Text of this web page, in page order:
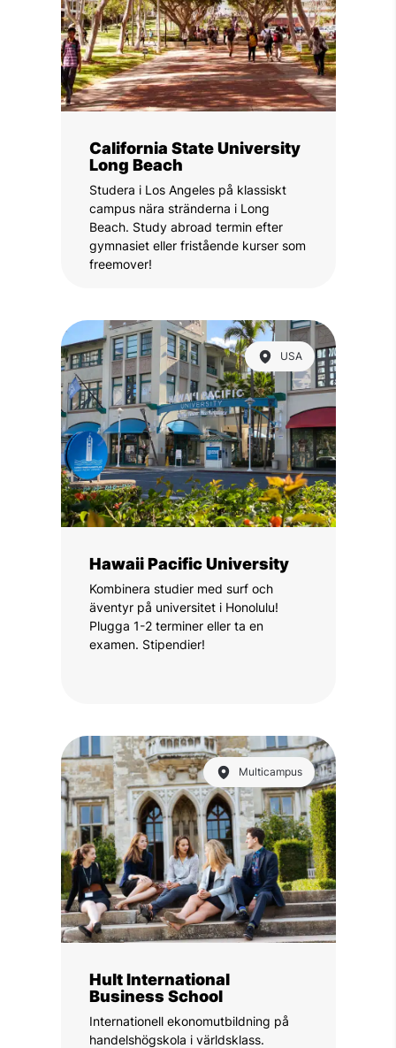
California State University
Long Beach
Studera i Los Angeles på klassiskt
campus nära stränderna i Long
Beach. Study abroad termin efter
gymnasiet eller fristående kurser som
freemover!
Hawaii Pacific University
Kombinera studier med surf och
äventyr på universitet i Honolulu!
Plugga 1-2 terminer eller ta en
examen. Stipendier!
USA
Hult International
Business School
Internationell ekonomutbildning på
handelshögskola i världsklass.
Multicampus